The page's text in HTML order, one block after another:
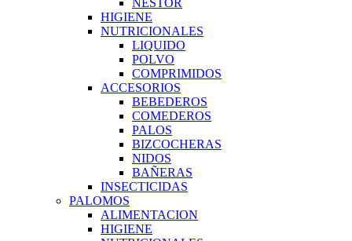
NESTOR
HIGIENE
NUTRICIONALES
LIQUIDO
POLVO
COMPRIMIDOS
ACCESORIOS
BEBEDEROS
COMEDEROS
PALOS
BIZCOCHERAS
NIDOS
BAÑERAS
INSECTICIDAS
PALOMOS
ALIMENTACION
HIGIENE